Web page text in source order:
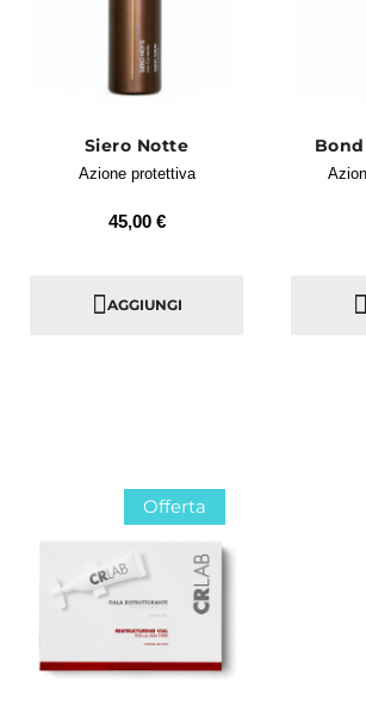
Siero Notte
Azione protettiva
45,00 €
AGGIUNGI
Offerta